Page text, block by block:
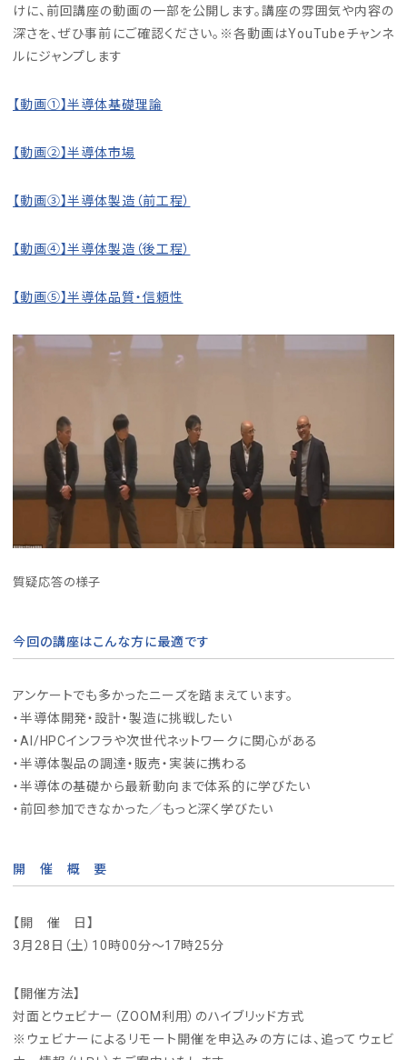
けに、前回講座の動画の一部を公開します。講座の雰囲気や内容の
深さを、ぜひ事前にご確認ください。※各動画はYouTubeチャンネ
ルにジャンプします
【動画①】半導体基礎理論
【動画②】半導体市場
【動画③】半導体製造（前工程）
【動画④】半導体製造（後工程）
【動画⑤】半導体品質・信頼性
質疑応答の様子
今回の講座はこんな方に最適です
アンケートでも多かったニーズを踏まえています。
・半導体開発・設計・製造に挑戦したい
・AI/HPCインフラや次世代ネットワークに関心がある
・半導体製品の調達・販売・実装に携わる
・半導体の基礎から最新動向まで体系的に学びたい
・前回参加できなかった／もっと深く学びたい
開 催 概 要
【開 催 日】
3月28日（土）10時00分～17時25分
【開催方法】
対面とウェビナー（ZOOM利用）のハイブリッド方式
※ウェビナーによるリモート開催を申込みの方には、追ってウェビ